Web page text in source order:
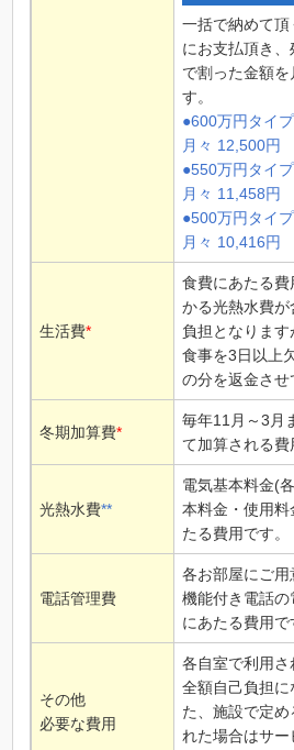
一括で納めて
にお支払頂き
で割った金額
す。
●600万円タイ
月々 12,500円
●550万円タイ
月々 11,458円
●500万円タイ
月々 10,416円
生活費*
食費にあたる
かる光熱水費
負担となりま
食事を3日以上
の分を返金させ
冬期加算費*
毎年11月～3月
て加算される費
光熱水費**
電気基本料金(
本料金・使用
たる費用です。
電話管理費
各お部屋にご用
機能付き電話
にあたる費用で
その他
必要な費用
各自室で利用
全額自己負担に
た、施設で定め
れた場合はサー